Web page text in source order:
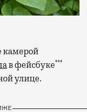
в фейсбуке***
улице.